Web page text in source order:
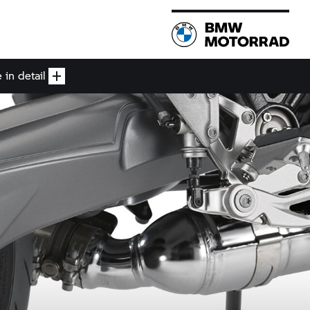
in detail